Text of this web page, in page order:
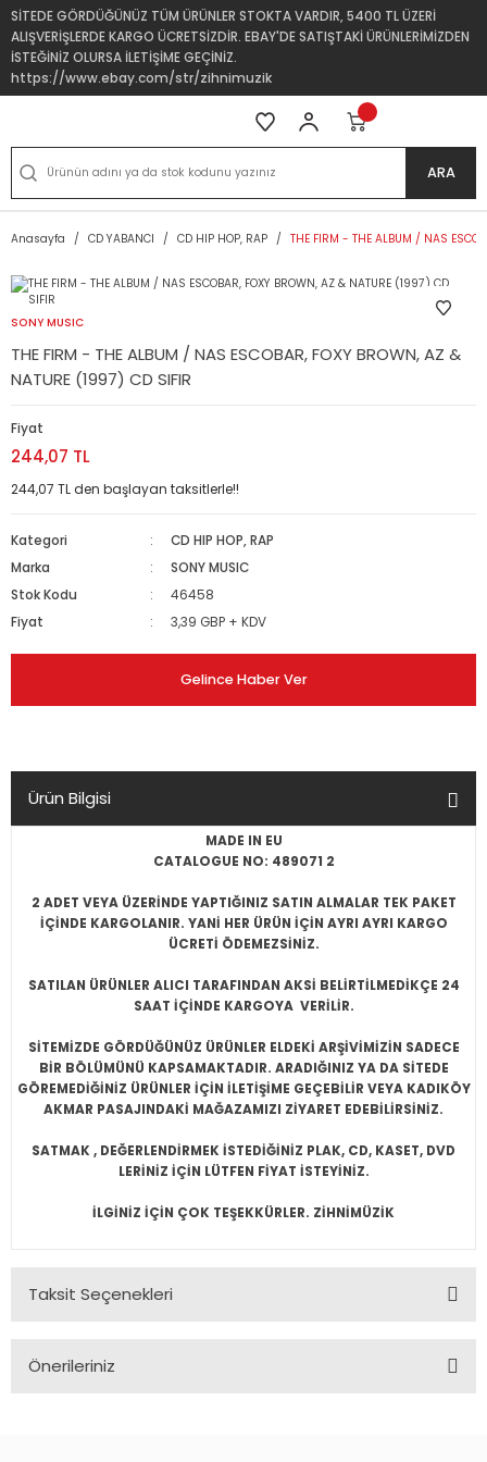
SİTEDE GÖRDÜĞÜNÜZ TÜM ÜRÜNLER STOKTA VARDIR, 5400 TL ÜZERİ
ALIŞVERİŞLERDE KARGO ÜCRETSİZDİR. EBAY'DE SATIŞTAKİ ÜRÜNLERİMİZDEN
İSTEĞİNİZ OLURSA İLETİŞİME GEÇİNİZ.
https://www.ebay.com/str/zihnimuzik
ARA
Anasayfa CD YABANCI CD HIP HOP, RAP THE FIRM - THE ALBUM / NAS
SONY MUSIC
THE FIRM - THE ALBUM / NAS ESCOBAR, FOXY BROWN, AZ &
NATURE (1997) CD SIFIR
Fiyat
244,07 TL
244,07 TL den başlayan taksitlerle!!
Kategori
CD HIP HOP, RAP
Marka
SONY MUSIC
Stok Kodu
46458
Fiyat
3,39 GBP + KDV
Gelince Haber Ver
Ürün Bilgisi
MADE IN EU
CATALOGUE NO: 489071 2
2 ADET VEYA ÜZERİNDE YAPTIĞINIZ SATIN ALMALAR TEK PAKET
İÇİNDE KARGOLANIR. YANİ HER ÜRÜN İÇİN AYRI AYRI KARGO
ÜCRETİ ÖDEMEZSİNİZ.
SATILAN ÜRÜNLER ALICI TARAFINDAN AKSİ BELİRTİLMEDİKÇE 24
SAAT İÇİNDE KARGOYA VERİLİR.
SİTEMİZDE GÖRDÜĞÜNÜZ ÜRÜNLER ELDEKİ ARŞİVİMİZİN SADECE
BİR BÖLÜMÜNÜ KAPSAMAKTADIR. ARADIĞINIZ YA DA SİTEDE
GÖREMEDİĞİNİZ ÜRÜNLER İÇİN İLETİŞİME GEÇEBİLİR VEYA KADIKÖY
AKMAR PASAJINDAKİ MAĞAZAMIZI ZİYARET EDEBİLİRSİNİZ.
SATMAK , DEĞERLENDİRMEK İSTEDİĞİNİZ PLAK, CD, KASET, DVD
LERİNİZ İÇİN LÜTFEN FİYAT İSTEYİNİZ.
İLGİNİZ İÇİN ÇOK TEŞEKKÜRLER. ZİHNİMÜZİK
Taksit Seçenekleri
Önerileriniz